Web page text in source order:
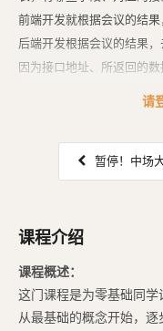
前端开发就根据会议的结
后端开发根据会议的结果，
因为接口地址、所返回的
请
课程介绍
课程概述：
这门课程是为零基础同
从最基础的概念开始，